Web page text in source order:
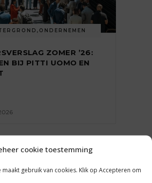
cookie toestemming
maakt gebruik van cookies. Klik op Accepteren om
, ONDERNEMEN
ZOMER ’26:
BIJ PITTI UOMO EN